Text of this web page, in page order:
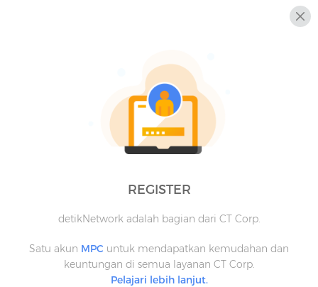
REGISTER
detikNetwork adalah bagian dari CT Corp.
Satu akun MPC untuk mendapatkan kemudahan dan
keuntungan di semua layanan CT Corp.
Pelajari lebih lanjut.